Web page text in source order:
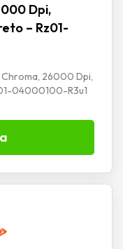
Dpi,
– Rz01-
Chroma, 26000 Dpi,
04000100-R3u1